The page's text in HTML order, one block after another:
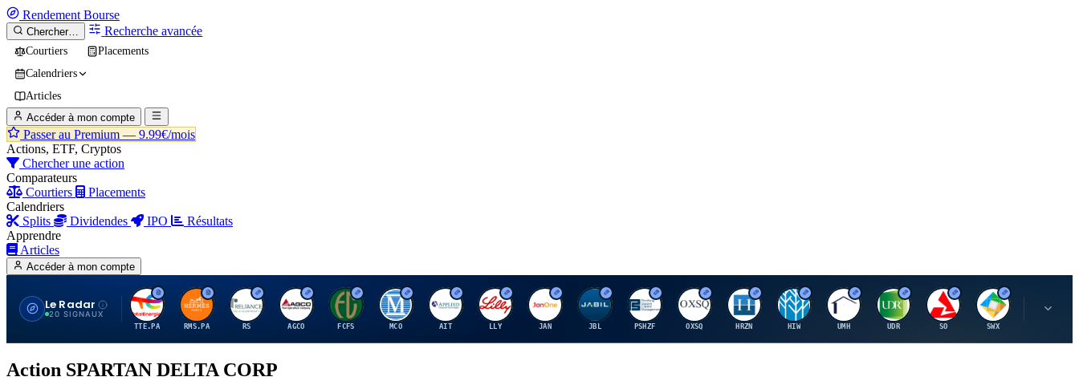
Rendement Bourse
Chercher… Recherche avancée
Courtiers
Placements
Calendriers
Articles
Accéder à mon compte
Passer au Premium — 9.99€/mois
Actions, ETF, Cryptos
Chercher une action
Comparateurs
Courtiers
Placements
Calendriers
Splits
Dividendes IPO
Résultats
Apprendre
Articles
Accéder à mon compte
Le Radar
20 SIGNAUX
T
TTE.PA
H
RMS.PA
R
RS
A
AGCO
F
FCFS
M
MCO
A
AIT
E
LLY
J
JAN
J
JBL
P
PSHZF
O
OXSQ
H
HRZN
H
HIW
U
UMH
U
UDR
S
SO
S
SWX
S
Action SPARTAN DELTA CORP